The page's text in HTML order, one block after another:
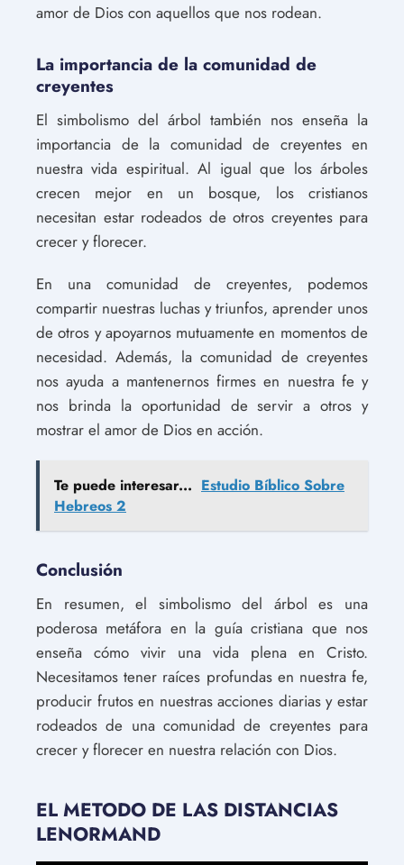
amor de Dios con aquellos que nos rodean.
La importancia de la comunidad de
creyentes
El simbolismo del árbol también nos enseña la
importancia de la comunidad de creyentes en
nuestra vida espiritual. Al igual que los árboles
crecen mejor en un bosque, los cristianos
necesitan estar rodeados de otros creyentes para
crecer y florecer.
En una comunidad de creyentes, podemos
compartir nuestras luchas y triunfos, aprender unos
de otros y apoyarnos mutuamente en momentos de
necesidad. Además, la comunidad de creyentes
nos ayuda a mantenernos firmes en nuestra fe y
nos brinda la oportunidad de servir a otros y
mostrar el amor de Dios en acción.
Te puede interesar... Estudio Bíblico Sobre
Hebreos 2
Conclusión
En resumen, el simbolismo del árbol es una
poderosa metáfora en la guía cristiana que nos
enseña cómo vivir una vida plena en Cristo.
Necesitamos tener raíces profundas en nuestra fe,
producir frutos en nuestras acciones diarias y estar
rodeados de una comunidad de creyentes para
crecer y florecer en nuestra relación con Dios.
EL METODO DE LAS DISTANCIAS
LENORMAND